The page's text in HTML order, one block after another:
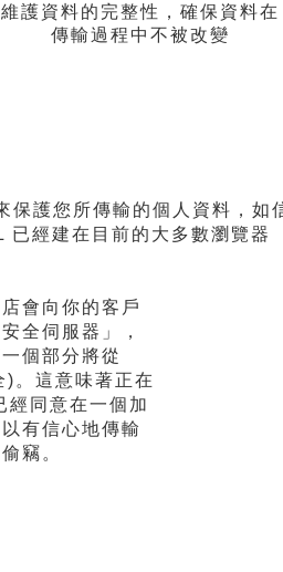
維護資料的完整性，確保資料在
傳輸過程中不被改變
護您所傳輸的個人資料，如
經建在目前的大多數瀏覽器
會向你的客戶
全伺服器」，
個部分將從
。這意味著正在
經同意在一個加
有信心地傳輸
竊。